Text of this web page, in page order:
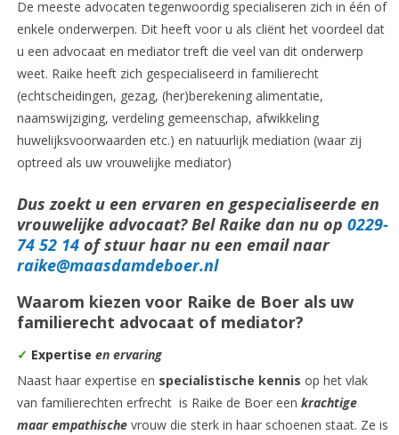
De meeste advocaten tegenwoordig specialiseren zich in één of
enkele onderwerpen. Dit heeft voor u als cliënt het voordeel dat
u een advocaat en mediator treft die veel van dit onderwerp
weet. Raike heeft zich gespecialiseerd in familierecht
(echtscheidingen, gezag, (her)berekening alimentatie,
naamswijziging, verdeling gemeenschap, afwikkeling
huwelijksvoorwaarden etc.) en natuurlijk mediation (waar zij
optreed als uw vrouwelijke mediator)
Dus zoekt u een ervaren en gespecialiseerde en
vrouwelijke advocaat? Bel Raike dan nu op 0229-
74 52 14 of stuur haar nu een email naar
raike@maasdamdeboer.nl
Waarom kiezen voor Raike de Boer als uw
familierecht advocaat of mediator?
✓ Expertise en ervaring
Naast haar expertise en specialistische kennis op het vlak
van familierechten erfrecht is Raike de Boer een krachtige
maar empathischevrouw die sterk in haar schoenen staat. Ze is